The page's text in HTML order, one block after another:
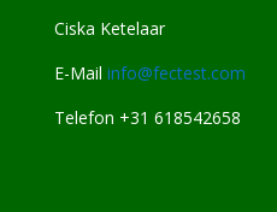
Ciska Ketelaar
E-Mail info@fectest.com
Telefon +31 618542658